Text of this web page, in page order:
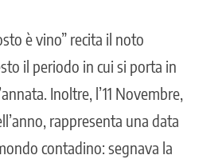
è vino” recita il noto
il periodo in cui si porta in
Inoltre, l’11 Novembre,
rappresenta una data
contadino: segnava la